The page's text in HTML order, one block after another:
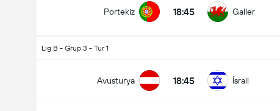
Portekiz 18:45 Galler
Lig B - Grup 3 - Tur 1
Avusturya 18:45 İsrail